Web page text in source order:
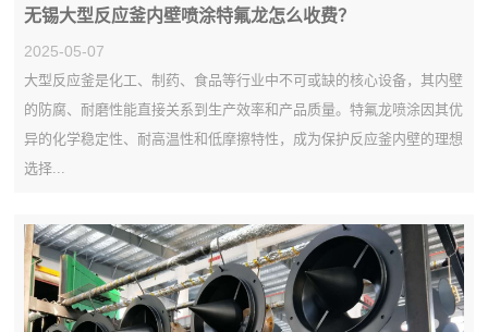
无锡大型反应釜内壁喷涂特氟龙怎么收费？
2025-05-07
大型反应釜是化工、制药、食品等行业中不可或缺的核心设备，其内壁
的防腐、耐磨性能直接关系到生产效率和产品质量。特氟龙喷涂因其优
异的化学稳定性、耐高温性和低摩擦特性，成为保护反应釜内壁的理想
选择...